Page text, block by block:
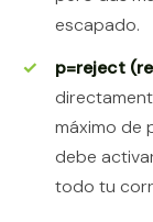
escapado.
p=reject
máximo de
debe
todo tu